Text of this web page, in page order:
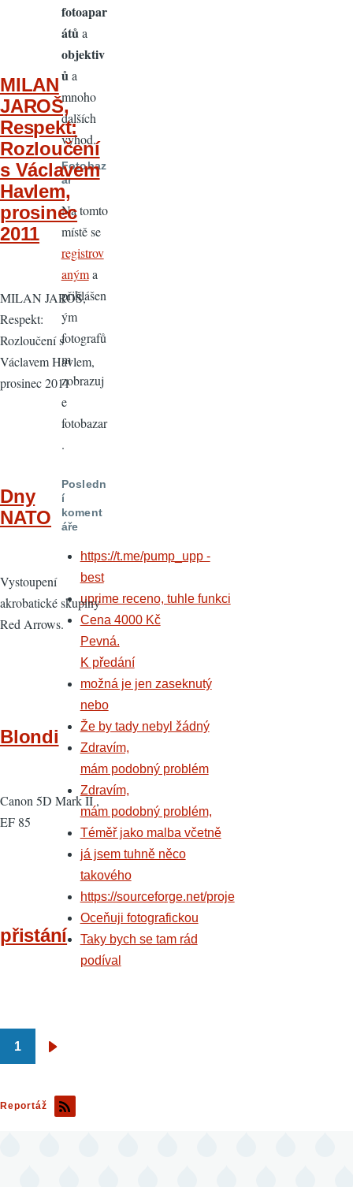
MILAN
JAROŠ,
Respekt:
Rozloučení
s Václavem
Havlem,
prosinec
2011
MILAN JAROŠ,
Respekt:
Rozloučení s
Václavem Havlem,
prosinec 2011
Dny
NATO
Vystoupení
akrobatické skupiny
Red Arrows.
Blondi
Canon 5D Mark II ,
EF 85
přistání
Pagination
1
Reportáž
fotoapar
átů a
objektiv
ů a
mnoho
dalších
výhod.
Fotobaz
ar
Na tomto
místě se
registrov
anýma
přihlášen
ým
fotografů
m
zobrazuj
e
fotobazar
.
Posledn
í
koment
áře
https://t.me/pump_upp -
best
uprime receno, tuhle funkci
Cena 4000 Kč
Pevná.
K předání
možná je jen zaseknutý
nebo
Že by tady nebyl žádný
Zdravím,
mám podobný problém
Zdravím,
mám podobný problém,
Téměř jako malba včetně
já jsem tuhně něco
takového
https://sourceforge.net/proje
Oceňuji fotografickou
Taky bych se tam rád
podíval